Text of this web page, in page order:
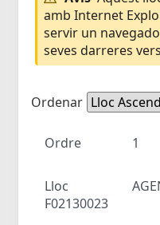
amb Internet
servir un
seves darreres
Ordenar
Ordre 1
Lloc
F02130023